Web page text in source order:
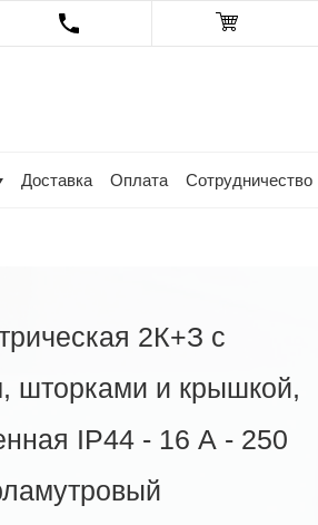
Доставка Оплата Сотрудничество
2К+З с
шторками и крышкой,
IP44 - 16 А - 250